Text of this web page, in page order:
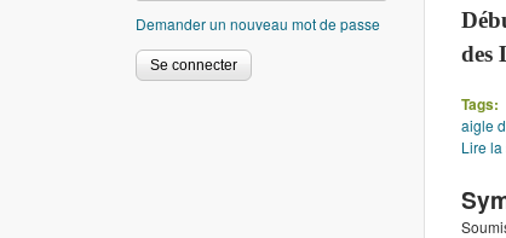
des
Tags:
aigle
Lire
Demander un nouveau mot de passe